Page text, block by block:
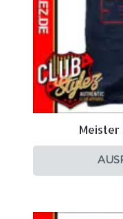
Meister